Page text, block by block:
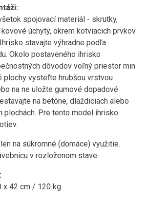
spojovací materiál - skrutky,
úchyty, okrem kotviacich prvkov
stavajte výhradne podľa
Okolo postaveného ihrisko
dôvodov voľný priestor min
plochy vysteľte hrubšou vrstvou
na ne uložte gumové dopadové
na betóne, dlaždiciach alebo
plochách. Pre tento model ihrisko
na súkromné ​​(domáce) využitie.
v rozloženom stave.
x 42 cm / 120 kg